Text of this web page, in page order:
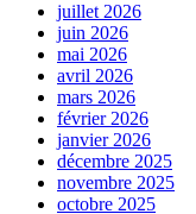
juillet 2026
juin 2026
mai 2026
avril 2026
mars 2026
février 2026
janvier 2026
décembre 2025
novembre 2025
octobre 2025